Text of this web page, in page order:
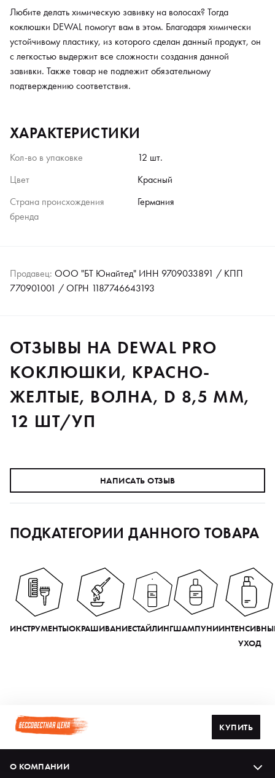
Любите делать химическую завивку на волосах? Тогда
коклюшки DEWAL помогут вам в этом. Благодаря химически
устойчивому пластику, из которого сделан данный продукт, он
с легкостью выдержит все сложности создания данной
завивки. Также товар не подлежит обязательному
подтверждению соответствия.
ХАРАКТЕРИСТИКИ
Кол-во в упаковке
12 шт.
Цвет
Красный
Страна происхождения
бренда
Германия
Продавец: ООО "БТ Юнайтед" ИНН 9709033891 / КПП
770901001 / ОГРН 1187746643193
ОТЗЫВЫ НА DEWAL PRO
КОКЛЮШКИ, КРАСНО-
ЖЕЛТЫЕ, ВОЛНА, D 8,5 ММ,
12 ШТ/УП
НАПИСАТЬ ОТЗЫВ
ПОДКАТЕГОРИИ ДАННОГО ТОВАРА
ИНСТРУМЕНТЫОКРАШИВАНИЕСТАЙЛИНГШАМПУНИ
УХОД
КУПИТЬ
О КОМПАНИИ